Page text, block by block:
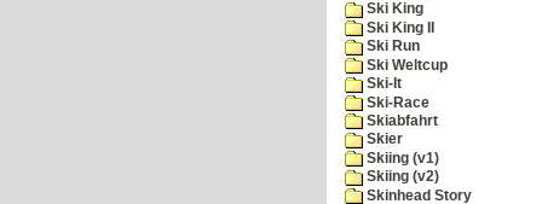
Ski King
Ski King II
Ski Run
Ski Weltcup
Ski-It
Ski-Race
Skiabfahrt
Skier
Skiing (v1)
Skiing (v2)
Skinhead Story